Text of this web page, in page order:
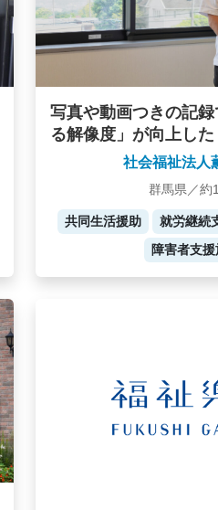
写真や動画つきの記
る解像度」が向上した
社会福祉法人
群馬県／約
共同生活援助 就労継続
障害者支